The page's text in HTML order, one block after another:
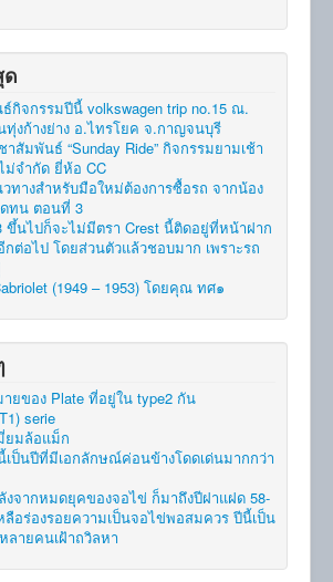
กิจกรรมปีนี้ volkswagen trip no.15 ณ.
ทุ่งก้างย่าง อ.ไทรโยค จ.กาญจนบุรี
สัมพันธ์ “Sunday Ride” กิจกรรมยามเช้า
ม่จำกัด ยี่ห้อ CC
ทางสำหรับมือใหม่ต้องการซื้อรถ จากน้อง
ทน ตอนที่ 3
ขึ้นไปก็จะไม่มีตรา Crest นี้ติดอยู่ที่หน้าฝาก
กต่อไป โดยส่วนตัวแล้วชอบมาก เพราะรถ
(1949 – 1953) โดยคุณ ทศ๑
ยของ Plate ที่อยู่ใน type2 กัน
serie
ยมล้อแม็ก
เป็นปีที่มีเอกลักษณ์ค่อนข้างโดดเด่นมากกว่า
งจากหมดยุคของจอไข่ ก็มาถึงปีฝาแฝด 58-
ลือร่องรอยความเป็นจอไข่พอสมควร ปีนี้เป็น
ลายคนเฝ้าถวิลหา